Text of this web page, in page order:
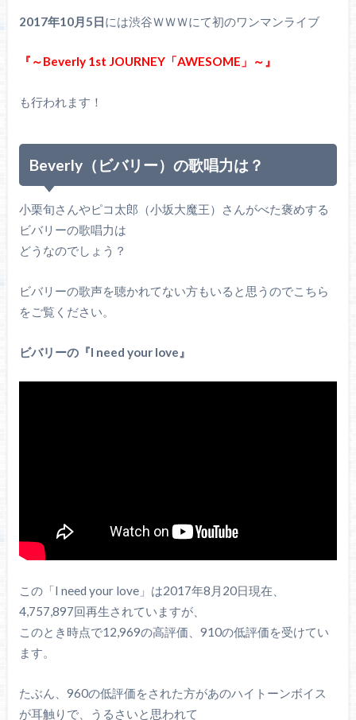
2017年10月5日には渋谷ＷＷＷにて初のワンマンライブ
『～Beverly 1st JOURNEY「AWESOME」～』
も行われます！
Beverly（ビバリー）の歌唱力は？
小栗旬さんやピコ太郎（小坂大魔王）さんがべた褒めする
ビバリーの歌唱力は
どうなのでしょう？
ビバリーの歌声を聴かれてない方もいると思うのでこちら
をご覧ください。
ビバリーの『I need your love』
この「I need your love」は2017年8月20日現在、
4,757,897回再生されていますが、
このとき時点で12,969の高評価、910の低評価を受けてい
ます。
たぶん、960の低評価をされた方があのハイトーンボイス
が耳触りで、うるさいと思われて